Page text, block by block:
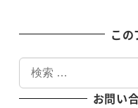
こ
索
お問い